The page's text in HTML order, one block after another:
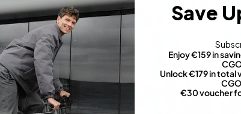
Save
Enjoy €159 in
Unlock €179 in total
€30 voucher